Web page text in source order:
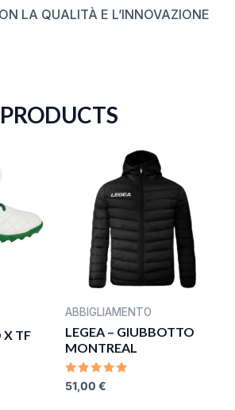
LA QUALITÀ E L’INNOVAZIONE
X TF
ABBIGLIAMENTO
LEGEA – GIUBBOTTO
MONTREAL
RATED
51,00 €